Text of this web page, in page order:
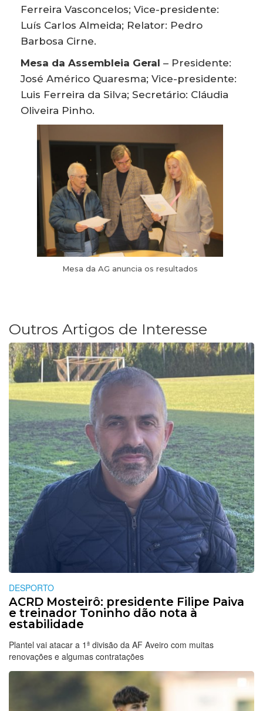
Ferreira Vasconcelos; Vice-presidente:
Luís Carlos Almeida; Relator: Pedro
Barbosa Cirne.
Mesa da Assembleia Geral – Presidente:
José Américo Quaresma; Vice-presidente:
Luis Ferreira da Silva; Secretário: Cláudia
Oliveira Pinho.
Mesa da AG anuncia os resultados
Outros Artigos de Interesse
DESPORTO
ACRD Mosteirô: presidente Filipe Paiva
e treinador Toninho dão nota à
estabilidade
Plantel vai atacar a 1ª divisão da AF Aveiro com muitas
renovações e algumas contratações